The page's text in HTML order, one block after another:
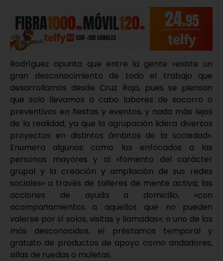
Rodríguez apunta que entre la gente «existe un
gran desconocimiento de todo el trabajo que
desarrollamos desde Cruz Roja, pues se piensan
que solo llevamos a cabo labores de socorro o
preventivos en fiestas y eventos, y nada más lejos
de la realidad, ya que la agrupación lidera diversos
proyectos en distintos ámbitos de la sociedad».
Enumera algunos como los enfocados a las
personas mayores y al «fomento del carácter
grupal y la creación y ampliación de sus redes
sociales» a través de talleres de mente activa; las
acciones de ayuda a domicilio, «con
acompañamientos a aquellos que no pueden
valerse por sí solos, visitas y llamadas»; o uno de los
más desconocidos, el préstamos temporal y
gratuito de productos de apoyo como andadores,
sillas de ruedas o muletas.